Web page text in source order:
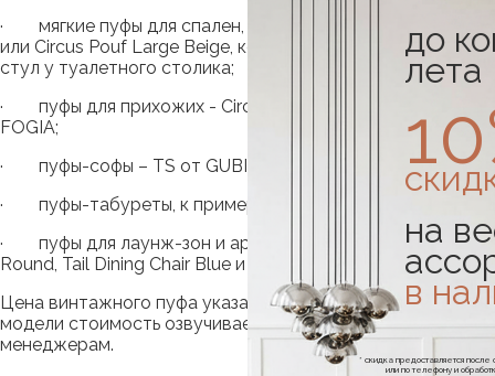
· мягкие пуфы для спален, к примеру, модель Poppy
или Circus Pouf Large Beige, которые отлично заменяют
стул у туалетного столика;
· пуфы для прихожих - Circus Pouf Large Beige, Tiki от
FOGIA;
· пуфы-софы – TS от GUBI;
· пуфы-табуреты, к примеру, Sculpt Stool Concrete;
· пуфы для лаунж-зон и арт-пространств - Pouffe
Round, Tail Dining Chair Blue и многое другое.
Цена винтажного пуфа указана на сайте, на некоторые
модели стоимость озвучивается при звонке нашим
менеджерам.
до
лета
на
в
* скидка предоставляется
или по телефону и